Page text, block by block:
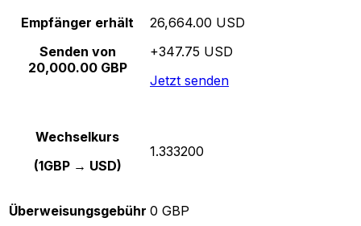
Empfänger erhält
Senden von
20,000.00 GBP
26,664.00 USD
+347.75 USD
Jetzt senden
Wechselkurs
(1GBP → USD)
1.333200
Überweisungsgebühr 0 GBP